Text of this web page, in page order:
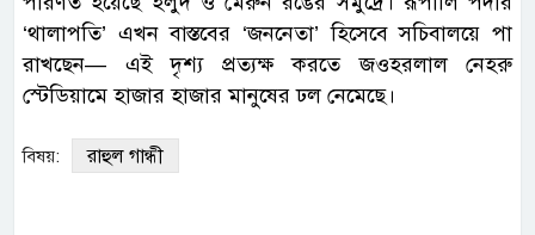
‘থালাপতি’ এখন বাস্তবের ‘জননেতা’ হিসেবে সচিবালয়ে পা
রাখছেন— এই দৃশ্য প্রত্যক্ষ করতে জওহরলাল নেহরু
স্টেডিয়ামে হাজার হাজার মানুষের ঢল নেমেছে।
বিষয়: রাহুল গান্ধী